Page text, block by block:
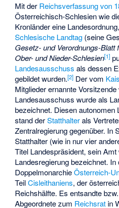
Mit der Reichsverfassung von
Österreichisch-Schlesien wie
Kronländer eine
Schlesische Landtag (seine
Gesetz- und Verordnungs-Blatt
Ober- und Nieder-Schlesien[1]
Landesausschuss als dessen
gebildet wurden.[2] Der vom
Mitglieder ernannte
Landesausschuss wurde als
bezeichnet. Diesen autonomen
stand derStatthalterals
Zentralregierung gegenüber. In
Statthalter (wie in nur vier
Titel Landespräsident, sein Amt
Landesregierung bezeichnet. In
DoppelmonarchieÖsterreich-
TeilCisleithaniens, der
Reichshälfte. Es entsandte
Abgeordnete zum Reichsrat in